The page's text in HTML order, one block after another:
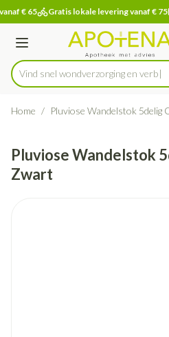
Ga naar de inhoud
1 van 1
€ 65 Gratis lokale levering vanaf € 75
Menu
Product, merk, categorie...
Vind snel wondverzorging
Home / Pluviose Wandelstok 5delig
Pluviose Wandelstok
Zwart